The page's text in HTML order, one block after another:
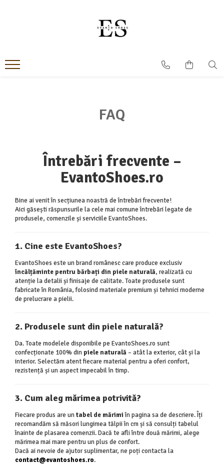
Derby
Ghete
FAQ
Întrebări frecvente –
EvantoShoes.ro
Bine ai venit în secțiunea noastră de întrebări frecvente!
Aici găsești răspunsurile la cele mai comune întrebări legate de
produsele, comenzile și serviciile EvantoShoes.
1. Cine este EvantoShoes?
EvantoShoes este un brand românesc care produce exclusiv
încălțăminte pentru bărbați din piele naturală, realizată cu
atenție la detalii și finisaje de calitate. Toate produsele sunt
fabricate în România, folosind materiale premium și tehnici moderne
de prelucrare a pielii.
2. Produsele sunt din piele naturală?
Da. Toate modelele disponibile pe EvantoShoes.ro sunt
confecționate 100% din piele naturală – atât la exterior, cât și la
interior. Selectăm atent fiecare material pentru a oferi confort,
rezistență și un aspect impecabil în timp.
3. Cum aleg mărimea potrivită?
Fiecare produs are untabel de mărimiîn pagina sa de descriere. Îți
recomandăm să măsori lungimea tălpii în cm și să consulți tabelul
înainte de plasarea comenzii. Dacă te afli între două mărimi, alege
mărimea mai mare pentru un plus de confort.
Dacă ai nevoie de ajutor suplimentar, ne poți contacta la
contact@evantoshoes.ro.